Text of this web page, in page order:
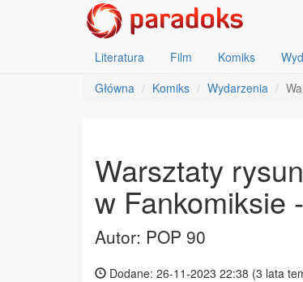
Literatura Film Komiks
Główna
Komiks Wydarzenia
Warsztaty
w Fankomiksie
Autor: POP 90
Dodane: 26-11-2023 22:38 (3 lata